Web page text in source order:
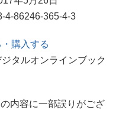
4-86246-365-4-3
購入する
ジタルオンラインブック
内容に一部誤りがござ